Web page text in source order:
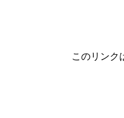
このリンク